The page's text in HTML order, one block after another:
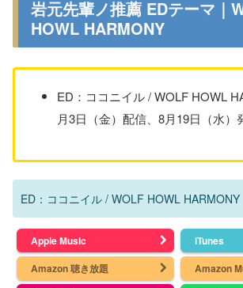
岩元先輩ノ推薦 EDテーマ｜
HOWL HARMONY
ED：ココニイル / WOLF HOWL
月3日（金）配信、8月19日（水）
ED：ココニイル / WOLF HOWL HARMONY
Apple Music
iTunes
Amazon 聴き放題
Amazon